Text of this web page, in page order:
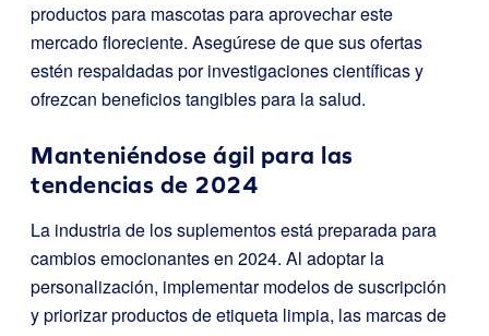
productos para mascotas para aprovechar este
mercado floreciente. Asegúrese de que sus ofertas
estén respaldadas por investigaciones científicas y
ofrezcan beneficios tangibles para la salud.
Manteniéndose ágil para las
tendencias de 2024
La industria de los suplementos está preparada para
cambios emocionantes en 2024. Al adoptar la
personalización, implementar modelos de suscripción
y priorizar productos de etiqueta limpia, las marcas de